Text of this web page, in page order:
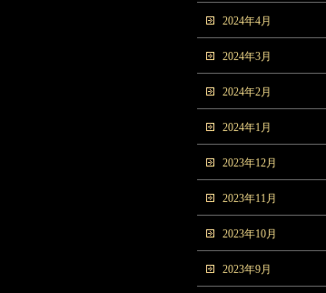
2024年4月
2024年3月
2024年2月
2024年1月
2023年12月
2023年11月
2023年10月
2023年9月